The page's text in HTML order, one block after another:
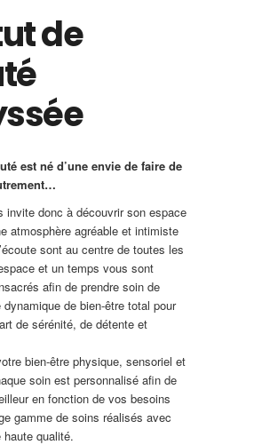
de
est né d’une envie de faire de
invite donc à découvrir son espace
atmosphère agréable et intimiste
sont au centre de toutes les
et un temps vous sont
afin de prendre soin de
de bien-être total pour
de sérénité, de détente et
bien-être physique, sensoriel et
soin est personnalisé afin de
en fonction de vos besoins
gamme de soins réalisés avec
qualité.